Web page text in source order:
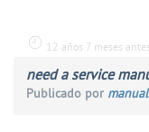
12 años 7 meses antes
need a service
Publicado por